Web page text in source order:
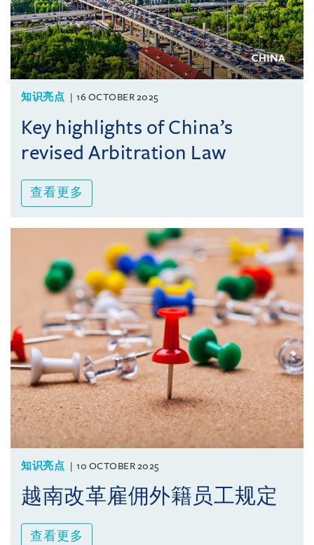
知识亮点 16 OCTOBER 2025
Key highlights of China’s
revised Arbitration Law
查看更多
知识亮点 10 OCTOBER 2025
越南改革雇佣外籍员工规定
查看更多